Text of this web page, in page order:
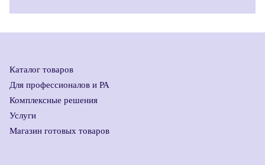
Каталог товаров
Для профессионалов и РА
Комплексные решения
Услуги
Магазин готовых товаров